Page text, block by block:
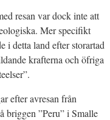
resan var dock inte att
Mer specifikt
i detta land efter storartad
krafterna och öfriga
efter avresan från
briggen ”Peru” i Smalle